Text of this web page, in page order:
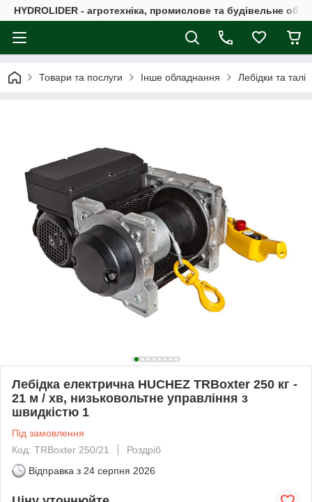
HYDROLIDER - агротехніка, промислове та будівельне
Товари та послуги Інше обладнання Лебідки та талі
Лебідка електрична HUCHEZ TRBoxter 250 кг -
21 м / хв, низьковольтне управління з
швидкістю 1
Під замовлення
Код: TRBoxter 250/21
Роздріб
Відправка з 24 серпня 2026